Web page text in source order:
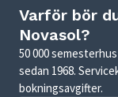
Varför bör
Novasol?
50 000
sedan 1968.
bokningsavgifter.